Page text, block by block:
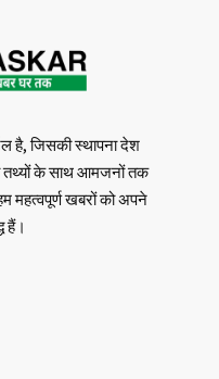
है, जिसकी स्थापना देश
तथ्यों के साथ आमजनों तक
महत्वपूर्ण खबरों को अपने
हैं।